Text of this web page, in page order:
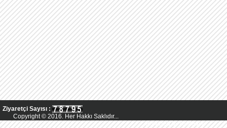
Ziyaretçi Sayısı :
Copyright © 2016. Her Hakkı Saklıdır...
Powered by AsMedya